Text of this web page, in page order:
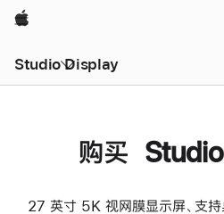
Apple
Studio Display
购买
27 英寸 5K 视网膜显示屏、支